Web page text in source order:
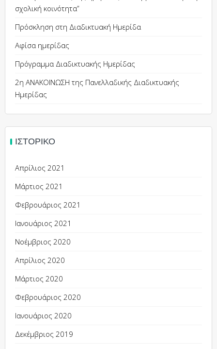
σχολική κοινότητα”
Πρόσκληση στη Διαδικτυακή Ημερίδα
Αφίσα ημερίδας
Πρόγραμμα Διαδικτυακής Ημερίδας
2η ΑΝΑΚΟΙΝΩΣΗ της Πανελλαδικής Διαδικτυακής
Ημερίδας
ΙΣΤΟΡΙΚΌ
Απρίλιος 2021
Μάρτιος 2021
Φεβρουάριος 2021
Ιανουάριος 2021
Νοέμβριος 2020
Απρίλιος 2020
Μάρτιος 2020
Φεβρουάριος 2020
Ιανουάριος 2020
Δεκέμβριος 2019